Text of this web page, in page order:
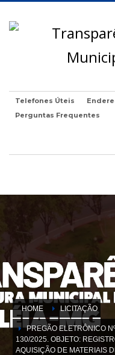
Telefones Úteis
Perguntas Frequentes
HOME LICITAÇÃO
PREGÃO ELETRÔNICO
130/2025. OBJETO:
AQUISIÇÃO DE MATERIAIS